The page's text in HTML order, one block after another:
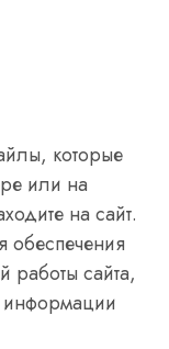
которые
или на
на сайт.
обеспечения
работы сайта,
информации